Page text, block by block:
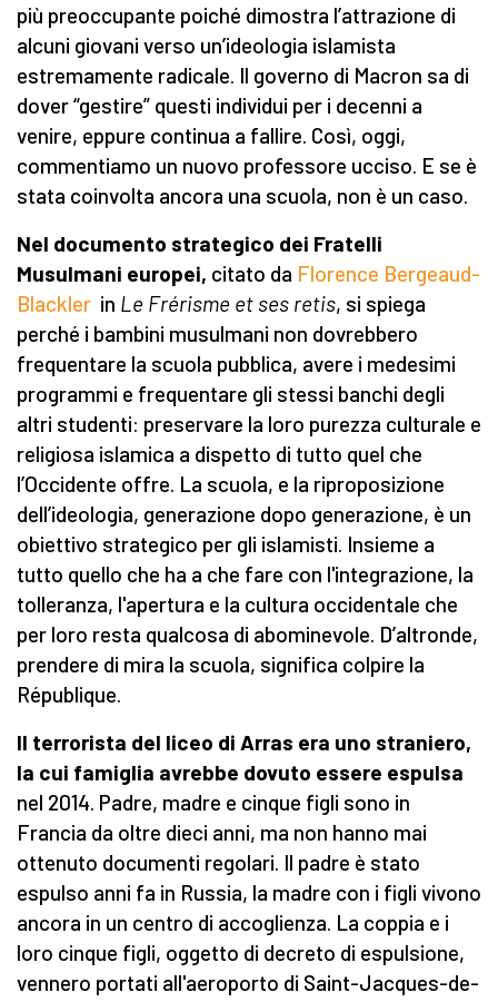
più preoccupante poiché dimostra l’attrazione di
alcuni giovani verso un’ideologia islamista
estremamente radicale. Il governo di Macron sa di
dover “gestire” questi individui per i decenni a
venire, eppure continua a fallire. Così, oggi,
commentiamo un nuovo professore ucciso. E se è
stata coinvolta ancora una scuola, non è un caso.
Nel documento strategico dei Fratelli
Musulmani europei, citato da Florence Bergeaud-
Blackler in Le Frérisme et ses retis, si spiega
perché i bambini musulmani non dovrebbero
frequentare la scuola pubblica, avere i medesimi
programmi e frequentare gli stessi banchi degli
altri studenti: preservare la loro purezza culturale e
religiosa islamica a dispetto di tutto quel che
l’Occidente offre. La scuola, e la riproposizione
dell’ideologia, generazione dopo generazione, è un
obiettivo strategico per gli islamisti. Insieme a
tutto quello che ha a che fare con l'integrazione, la
tolleranza, l'apertura e la cultura occidentale che
per loro resta qualcosa di abominevole. D’altronde,
prendere di mira la scuola, significa colpire la
République.
Il terrorista del liceo di Arras era uno straniero,
la cui famiglia avrebbe dovuto essere espulsa
nel 2014. Padre, madre e cinque figli sono in
Francia da oltre dieci anni, ma non hanno mai
ottenuto documenti regolari. Il padre è stato
espulso anni fa in Russia, la madre con i figli vivono
ancora in un centro di accoglienza. La coppia e i
loro cinque figli, oggetto di decreto di espulsione,
vennero portati all'aeroporto di Saint-Jacques-de-